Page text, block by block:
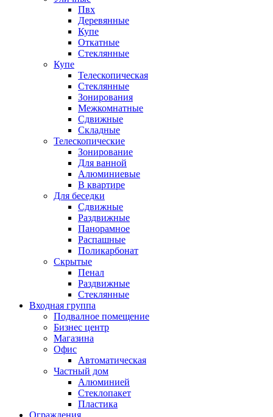
Пвх
Деревянные
Купе
Откатные
Стеклянные
Купе
Телескопическая
Стеклянные
Зонирования
Межкомнатные
Сдвижные
Складные
Телескопические
Зонирование
Для ванной
Алюминиевые
В квартире
Для беседки
Сдвижные
Раздвижные
Панорамное
Распашные
Поликарбонат
Скрытые
Пенал
Раздвижные
Стеклянные
Входная группа
Подвалное помещение
Бизнес центр
Магазина
Офис
Автоматическая
Частный дом
Алюминией
Стеклопакет
Пластика
Ограждения